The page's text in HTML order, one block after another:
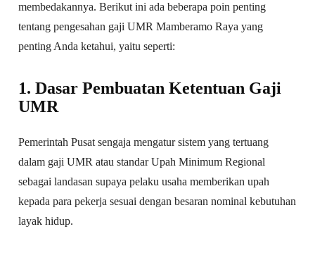
membedakannya. Berikut ini ada beberapa poin penting
tentang pengesahan gaji UMR Mamberamo Raya yang
penting Anda ketahui, yaitu seperti:
1. Dasar Pembuatan Ketentuan Gaji
UMR
Pemerintah Pusat sengaja mengatur sistem yang tertuang
dalam gaji UMR atau standar Upah Minimum Regional
sebagai landasan supaya pelaku usaha memberikan upah
kepada para pekerja sesuai dengan besaran nominal kebutuhan
layak hidup.